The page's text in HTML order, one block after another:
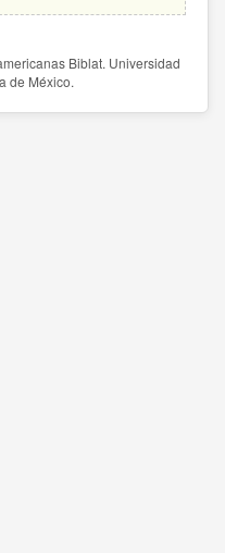
Biblat. Universidad
de México.